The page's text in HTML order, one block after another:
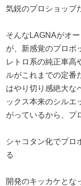
気鋭のプロショップ
そんなLAGNAがオ
が、新感覚のプロボ
レトロ系の純正車高
ルがこれまでの定番
はやり切り感絶大な
ックス本来のシルエ
がっているから、プ
シャコタン化でプロ
る
開発のキッカケとな